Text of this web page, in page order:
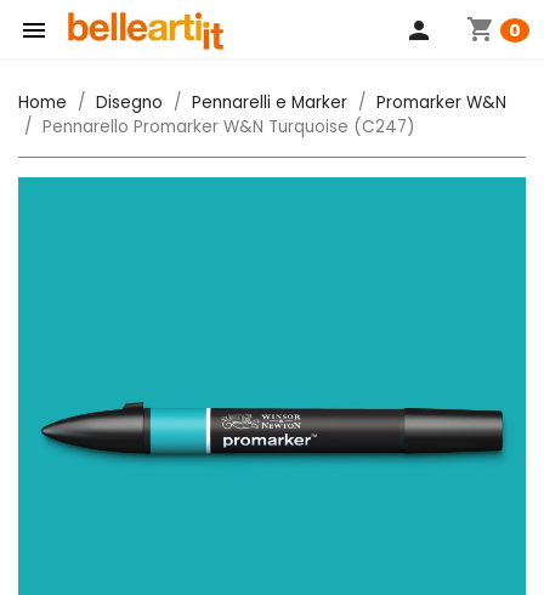
 shopping_cart 0
person
Home Disegno Pennarelli e Marker
Promarker W&N
Pennarello Promarker W&N Turquoise (C247)